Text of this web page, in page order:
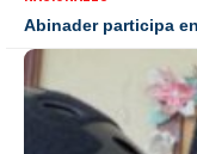
Abinader participa